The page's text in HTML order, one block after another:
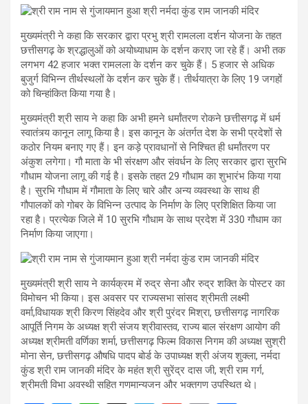
मुख्यमंत्री ने कहा कि सरकार द्वारा प्रभु श्री रामलला दर्शन योजना के तहत
छत्तीसगढ़ के श्रद्धालुओं को अयोध्याधाम के दर्शन कराए जा रहे हैं। अभी तक
लगभग 42 हजार भक्त रामलला के दर्शन कर चुके हैं। 5 हजार से अधिक
बुजुर्ग विभिन्न तीर्थस्थलों के दर्शन कर चुके हैं। तीर्थयात्रा के लिए 19 जगहों
को चिन्हांकित किया गया है।
मुख्यमंत्री श्री साय ने कहा कि अभी हमने धर्मांतरण रोकने छत्तीसगढ़ में धर्म
स्वातंत्र्य कानून लागू किया है। इस कानून के अंतर्गत देश के सभी प्रदेशों से
कठोर नियम बनाए गए हैं। इन कड़े प्रावधानों से निश्चित ही धर्मांतरण पर
अंकुश लगेगा। गौ माता के भी संरक्षण और संवर्धन के लिए सरकार द्वारा सुरभि
गौधाम योजना लागू की गई है। इसके तहत 29 गौधाम का शुभारंभ किया गया
है। सुरभि गौधाम में गौमाता के लिए चारे और अन्य व्यवस्था के साथ ही
गौपालकों को गोबर के विभिन्न उत्पाद के निर्माण के लिए प्रशिक्षित किया जा
रहा है। प्रत्येक जिले में 10 सुरभि गौधाम के साथ प्रदेश में 330 गौधाम का
निर्माण किया जाएगा।
मुख्यमंत्री श्री साय ने कार्यक्रम में रुद्र सेना और रुद्र शक्ति के पोस्टर का
विमोचन भी किया। इस अवसर पर राज्यसभा सांसद श्रीमती लक्ष्मी
वर्मा,विधायक श्री किरण सिंहदेव और श्री पुरंदर मिश्रा, छत्तीसगढ़ नागरिक
आपूर्ति निगम के अध्यक्ष श्री संजय श्रीवास्तव, राज्य बाल संरक्षण आयोग की
अध्यक्ष श्रीमती वर्णिका शर्मा, छत्तीसगढ़ फिल्म विकास निगम की अध्यक्ष सुश्री
मोना सेन, छत्तीसगढ़ औषधि पादप बोर्ड के उपाध्यक्ष श्री अंजय शुक्ला, नर्मदा
कुंड श्री राम जानकी मंदिर के महंत श्री सुरेंद्र दास जी, श्री राम गर्ग,
श्रीमती विभा अवस्थी सहित गणमान्यजन और भक्तगण उपस्थित थे।